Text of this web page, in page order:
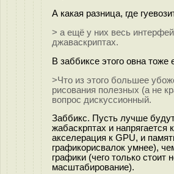
А какая разница, где
> а ещё у них весь
джаваскриптах.
В заббиксе этого овна тоже
>Что из этого большее
рисования полезных (а не
вопрос дискуссионный.
Заббикс. Пусть лучше
жабаскрптах и напрягается
акселерация к GPU, и
графикорисвалок умнее),
графики (чего только стоит
масштабирование).